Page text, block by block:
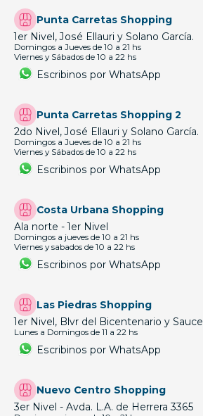
Punta Carretas Shopping
1er Nivel, José Ellauri y Solano García.
Domingos a Jueves de 10 a 21 hs
Viernes y Sábados de 10 a 22 hs
Escribinos por WhatsApp
Punta Carretas Shopping 2
2do Nivel, José Ellauri y Solano García.
Domingos a Jueves de 10 a 21 hs
Viernes y Sábados de 10 a 22 hs
Escribinos por WhatsApp
Costa Urbana Shopping
Ala norte - 1er Nivel
Domingos a jueves de 10 a 21 hs
Viernes y sabados de 10 a 22 hs
Escribinos por WhatsApp
Las Piedras Shopping
1er Nivel, Blvr del Bicentenario y Sauce
Lunes a Domingos de 11 a 22 hs
Escribinos por WhatsApp
Nuevo Centro Shopping
3er Nivel - Avda. L.A. de Herrera 3365